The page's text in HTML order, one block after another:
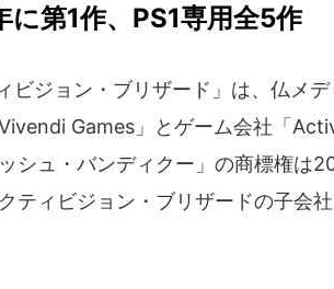
に第1作、PS1専用全5作
ビジョン・ブリザード」は、仏メ
Games」とゲーム会社「
シュ・バンディクー」の商標権は
ティビジョン・ブリザードの子会